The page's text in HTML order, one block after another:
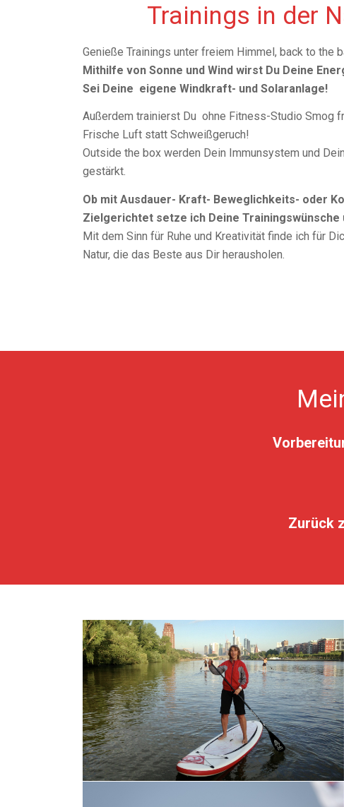
Trainings in der
Genieße Trainings unter freiem Himmel, back to the
Mithilfe von Sonne und Wind wirst Du Deine
Sei Deine eigene Windkraft- und Solaranlage!
Außerdem trainierst Du ohne Fitness-Studio Smog
Frische Luft statt Schweißgeruch!
Outside the box werden Dein Immunsystem und
gestärkt.
Ob mit Ausdauer- Kraft- Beweglichkeits- oder
Zielgerichtet setze ich Deine Trainingswünsche
Mit dem Sinn für Ruhe und Kreativität finde ich für
Natur, die das Beste aus Dir herausholen.
Zurück